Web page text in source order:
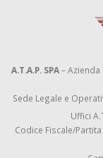
A.T.A.P. SPA– Azienda
Sede Legale e
Uffici
Codice Fiscale/Partita